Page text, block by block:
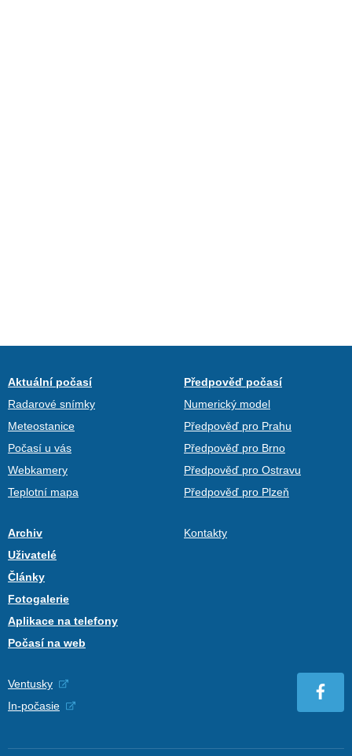
Aktuální počasí
Radarové snímky
Meteostanice
Počasí u vás
Webkamery
Teplotní mapa
Předpověď počasí
Numerický model
Předpověď pro Prahu
Předpověď pro Brno
Předpověď pro Ostravu
Předpověď pro Plzeň
Archiv
Uživatelé
Články
Fotogalerie
Aplikace na telefony
Počasí na web
Kontakty
Ventusky
In-počasie